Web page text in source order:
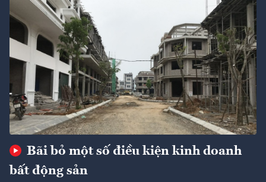
Bãi bỏ một số điều kiện kinh doanh
bất động sản